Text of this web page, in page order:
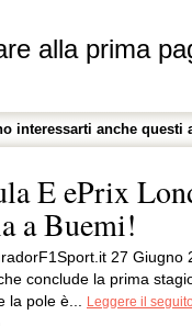
alla prima
interessarti anche questi
E ePrix
a Buemi!
27 Giugno
conclude la prima
la pole è...
Leggere il